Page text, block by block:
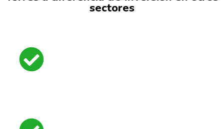
sectores